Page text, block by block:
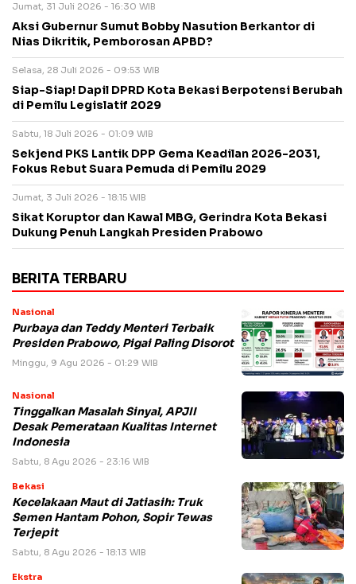
Jumat, 31 Juli 2026 - 16:30 WIB
Aksi Gubernur Sumut Bobby Nasution Berkantor di
Nias Dikritik, Pemborosan APBD?
Selasa, 28 Juli 2026 - 09:53 WIB
Siap-Siap! Dapil DPRD Kota Bekasi Berpotensi Berubah
di Pemilu Legislatif 2029
Sabtu, 18 Juli 2026 - 01:09 WIB
Sekjend PKS Lantik DPP Gema Keadilan 2026-2031,
Fokus Rebut Suara Pemuda di Pemilu 2029
Jumat, 3 Juli 2026 - 18:15 WIB
Sikat Koruptor dan Kawal MBG, Gerindra Kota Bekasi
Dukung Penuh Langkah Presiden Prabowo
BERITA TERBARU
Nasional
Purbaya dan Teddy Menteri Terbaik
Presiden Prabowo, Pigai Paling Disorot
Minggu, 9 Agu 2026 - 01:29 WIB
Nasional
Tinggalkan Masalah Sinyal, APJII
Desak Pemerataan Kualitas Internet
Indonesia
Sabtu, 8 Agu 2026 - 23:16 WIB
Bekasi
Kecelakaan Maut di Jatiasih: Truk
Semen Hantam Pohon, Sopir Tewas
Terjepit
Sabtu, 8 Agu 2026 - 18:13 WIB
Ekstra